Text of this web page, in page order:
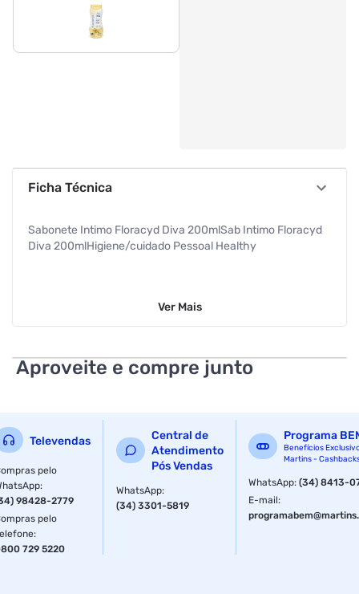
Ficha Técnica
Sabonete Intimo Floracyd Diva 200mlSab Intimo Floracyd
Diva 200mlHigiene/cuidado Pessoal Healthy
Ver Mais
Aproveite e compre junto
Televendas
pelo
:
98428-2779
pelo
:
729 5220
Central de
Atendimento
Pós Vendas
WhatsApp:
(34) 3301-5819
Programa
Benefícios
Martins -
WhatsApp:(34) 8413-
E-mail: